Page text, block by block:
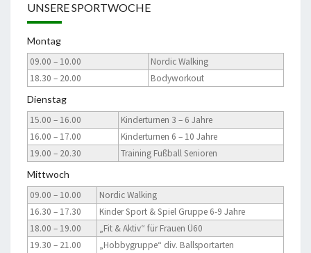
UNSERE SPORTWOCHE
Montag
09.00 – 10.00
Nordic Walking
18.30 – 20.00
Bodyworkout
Dienstag
15.00 – 16.00
Kinderturnen 3 – 6 Jahre
16.00 – 17.00
Kinderturnen 6 – 10 Jahre
19.00 – 20.30
Training Fußball Senioren
Mittwoch
09.00 – 10.00
Nordic Walking
16.30 – 17.30
Kinder Sport & Spiel Gruppe 6-9 Jahre
18.00 – 19.00
„Fit & Aktiv“ für Frauen Ü60
19.30 – 21.00
„Hobbygruppe“ div. Ballsportarten